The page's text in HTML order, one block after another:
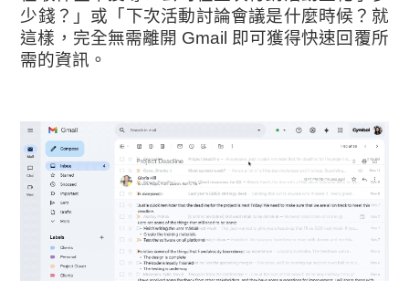
少錢？」或「下次活動討論會議是什麼時候？就
這樣，完全無需離開 Gmail 即可獲得快速回覆所
需的資訊。